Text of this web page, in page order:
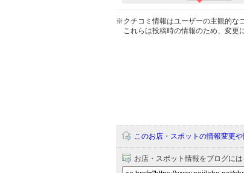
※クチコミ情報はユーザーの主観的な
これらは投稿時の情報のため、変更
このお店・スポットの情報変更
お店・スポット情報をブログには